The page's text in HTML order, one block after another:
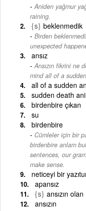
Aniden yağmur
raining.
{s} beklenmedik
Birden
unexpected
ansız
Ansızın fikrini ne
mind all of a
all of a sudden
sudden death
birdenbire çıkan
su
birdenbire
Cümleler için bir
birdenbire anlam
sentences, our
make sense.
neticeyi bir
apansız
{s} ansızın olan
ansızın